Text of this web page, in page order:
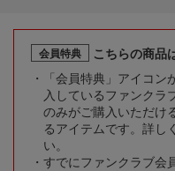
会員特典
こちらの商品
「会員特典」アイコ
入しているファンクラ
のみがご購入いただけ
るアイテムです。詳し
い。
すでにファンクラブ会